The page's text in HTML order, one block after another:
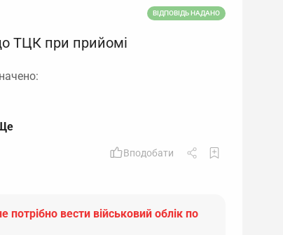
ВІДПОВІДЬ НАДАНО
ТЦК при прийомі
Вподобати
потрібно вести військовий облік по